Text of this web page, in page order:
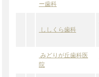
ー歯科
ししくら歯科
みどりが丘歯科医
院